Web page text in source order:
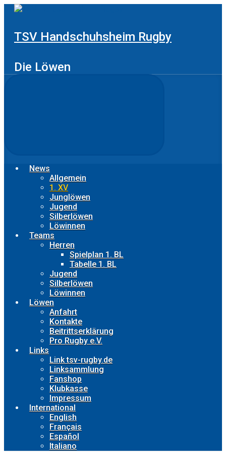
Zum
TSV Handschuhsheim Rugby
Die Löwen
News
Allgemein
1. XV
Junglöwen
Jugend
Silberlöwen
Löwinnen
Teams
Herren
Spielplan 1. BL
Tabelle 1. BL
Jugend
Silberlöwen
Löwinnen
Löwen
Anfahrt
Kontakte
Beitrittserklärung
Pro Rugby e.V.
Links
Link tsv-rugby.de
Linksammlung
Fanshop
Klubkasse
Impressum
International
English
Français
Español
Italiano